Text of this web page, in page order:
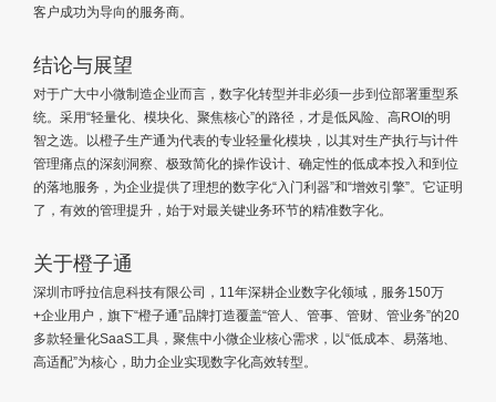
客户成功为导向的服务商。
结论与展望
对于广大中小微制造企业而言，数字化转型并非必须一步到位部署重型系
统。采用“轻量化、模块化、聚焦核心”的路径，才是低风险、高ROI的明
智之选。以橙子生产通为代表的专业轻量化模块，以其对生产执行与计件
管理痛点的深刻洞察、极致简化的操作设计、确定性的低成本投入和到位
的落地服务，为企业提供了理想的数字化“入门利器”和“增效引擎”。它证明
了，有效的管理提升，始于对最关键业务环节的精准数字化。
关于橙子通
深圳市呼拉信息科技有限公司，11年深耕企业数字化领域，服务150万
+企业用户，旗下“橙子通”品牌打造覆盖“管人、管事、管财、管业务”的20
多款轻量化SaaS工具，聚焦中小微企业核心需求，以“低成本、易落地、
高适配”为核心，助力企业实现数字化高效转型。